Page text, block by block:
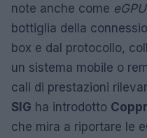
note anche come eGPU
bottiglia della
box e dal protocollo,
un sistema mobile o
cali di prestazioni
SIG ha introdotto
che mira a riportare le